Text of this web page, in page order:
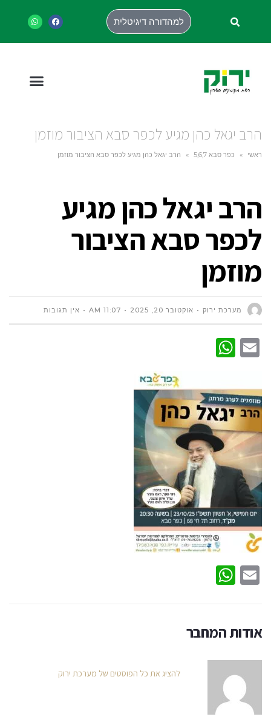
למהדורה דיגיטלית
הרב יגאל כהן מגיע לכפר סבא הציבור מוזמן
ראשי » כפר סבא 5,6,7 » הרב יגאל כהן מגיע לכפר סבא הציבור מוזמן
הרב יגאל כהן מגיע
לכפר סבא הציבור
מוזמן
מערכת ירוק אוקטובר 20, 2025 11:07 AM אין תגובות
Email
Email
אודות המחבר
להציג את כל הפוסטים של מערכת ירוק